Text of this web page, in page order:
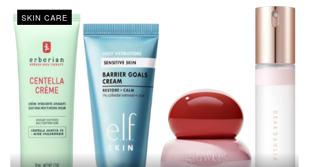
SKIN CARE